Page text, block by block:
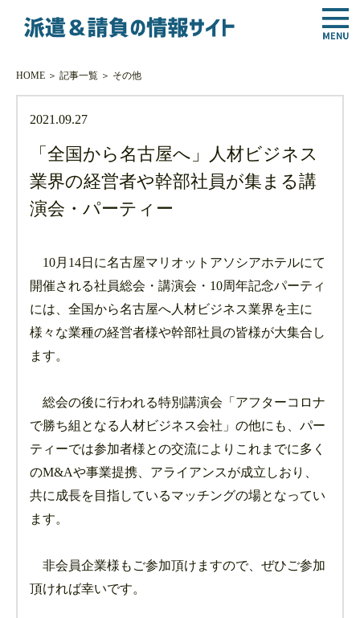
HOME＞ 記事一覧＞ その他
2021.09.27
「全国から名古屋へ」人材ビジネス
業界の経営者や幹部社員が集まる講
演会・パーティー
10月14日に名古屋マリオットアソシアホテルにて
開催される社員総会・講演会・10周年記念パーティ
には、全国から名古屋へ人材ビジネス業界を主に
様々な業種の経営者様や幹部社員の皆様が大集合し
ます。
総会の後に行われる特別講演会「アフターコロナ
で勝ち組となる人材ビジネス会社」の他にも、パー
ティーでは参加者様との交流によりこれまでに多く
のM&Aや事業提携、アライアンスが成立しおり、
共に成長を目指しているマッチングの場となってい
ます。
非会員企業様もご参加頂けますので、ぜひご参加
頂ければ幸いです。